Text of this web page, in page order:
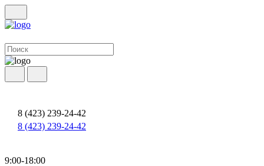
8 (423) 239-24-42
8 (423) 239-24-42
9:00-18:00